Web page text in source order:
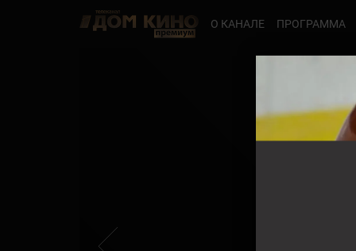
О КАНАЛЕ ПРОГРАММА